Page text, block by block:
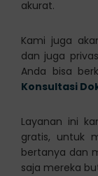
akurat.
Kami juga
dan juga
Anda bisa
Konsultasi
Layanan ini
gratis, untuk
bertanya dan
saja mereka